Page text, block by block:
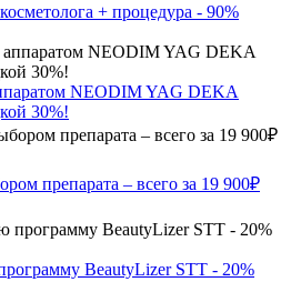
+ процедура - 90%
NEODIM YAG DEKA
30%!
препарата – всего за 19 900₽
BeautyLizer STT - 20%